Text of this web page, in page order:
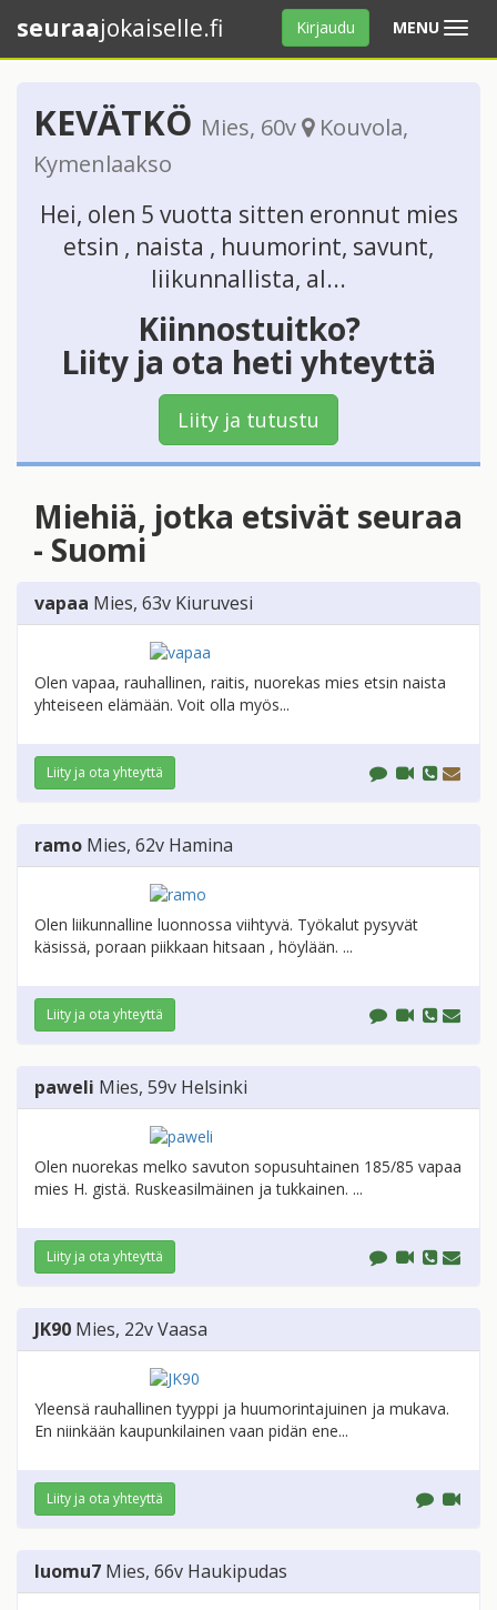
MENU Avaa
valikko
seuraajokaiselle.fi Kirjaudu
KEVÄTKÖ Mies, 60v Kouvola,
Kymenlaakso
Hei, olen 5 vuotta sitten eronnut mies
etsin , naista , huumorint, savunt,
liikunnallista, al...
Kiinnostuitko?
Liity ja ota heti yhteyttä
Liity ja tutustu
Miehiä, jotka etsivät seuraa
- Suomi
vapaa Mies, 63v Kiuruvesi
Olen vapaa, rauhallinen, raitis, nuorekas mies etsin naista
yhteiseen elämään. Voit olla myös...
Liity ja ota yhteyttä
ramo Mies, 62v Hamina
Olen liikunnalline luonnossa viihtyvä. Työkalut pysyvät
käsissä, poraan piikkaan hitsaan , höylään. ...
Liity ja ota yhteyttä
paweli Mies, 59v Helsinki
Olen nuorekas melko savuton sopusuhtainen 185/85 vapaa
mies H. gistä. Ruskeasilmäinen ja tukkainen. ...
Liity ja ota yhteyttä
JK90 Mies, 22vVaasa
Yleensä rauhallinen tyyppi ja huumorintajuinen ja mukava.
En niinkään kaupunkilainen vaan pidän ene...
Liity ja ota yhteyttä
luomu7 Mies, 66v Haukipudas